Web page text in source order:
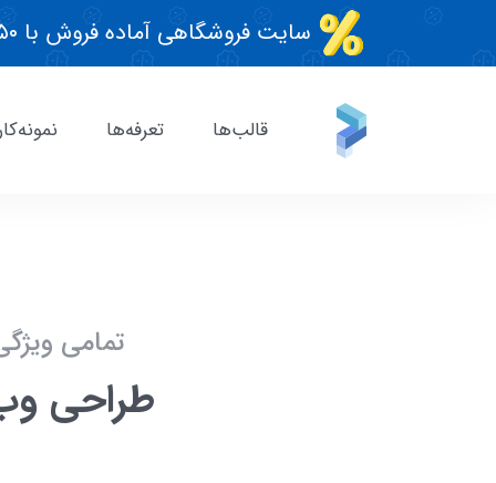
سایت فروشگاهی آماده فروش با ۵۰٪ تخفیف قطعی!
قالب‌ها تعرفه‌ها
تمامی
طراحی